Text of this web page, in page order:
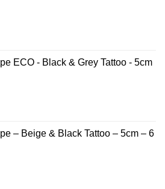
ECO - Black & Grey Tattoo - 5cm
– Beige & Black Tattoo – 5cm – 6